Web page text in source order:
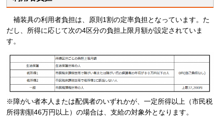
補装具の利用者負担は、原則1割の定率負担となっています。た
だし、所得に応じて次の4区分の負担上限月額が設定されていま
す。
※障がい者本人または配偶者のいずれかが、一定所得以上（市民税
所得割額46万円以上）の場合は、支給の対象外となります。